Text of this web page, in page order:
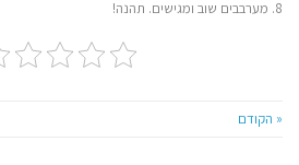
8. מערבבים שוב ומגישים. תהנה!
« הקודם